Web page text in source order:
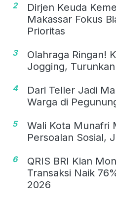
2
Dirjen Keuda
Makassar Fokus
Prioritas
3
Olahraga Ringan!
Jogging,
4
Dari Teller Jadi
Warga di
5
Wali Kota Munafri
Persoalan Sosial,
6
QRIS BRI Kian
Transaksi Naik
2026